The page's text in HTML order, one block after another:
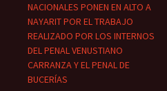
NACIONALES PONEN EN ALTO A
NAYARIT POR EL TRABAJO
REALIZADO POR LOS INTERNOS
DEL PENAL VENUSTIANO
CARRANZA Y EL PENAL DE
BUCERÍAS